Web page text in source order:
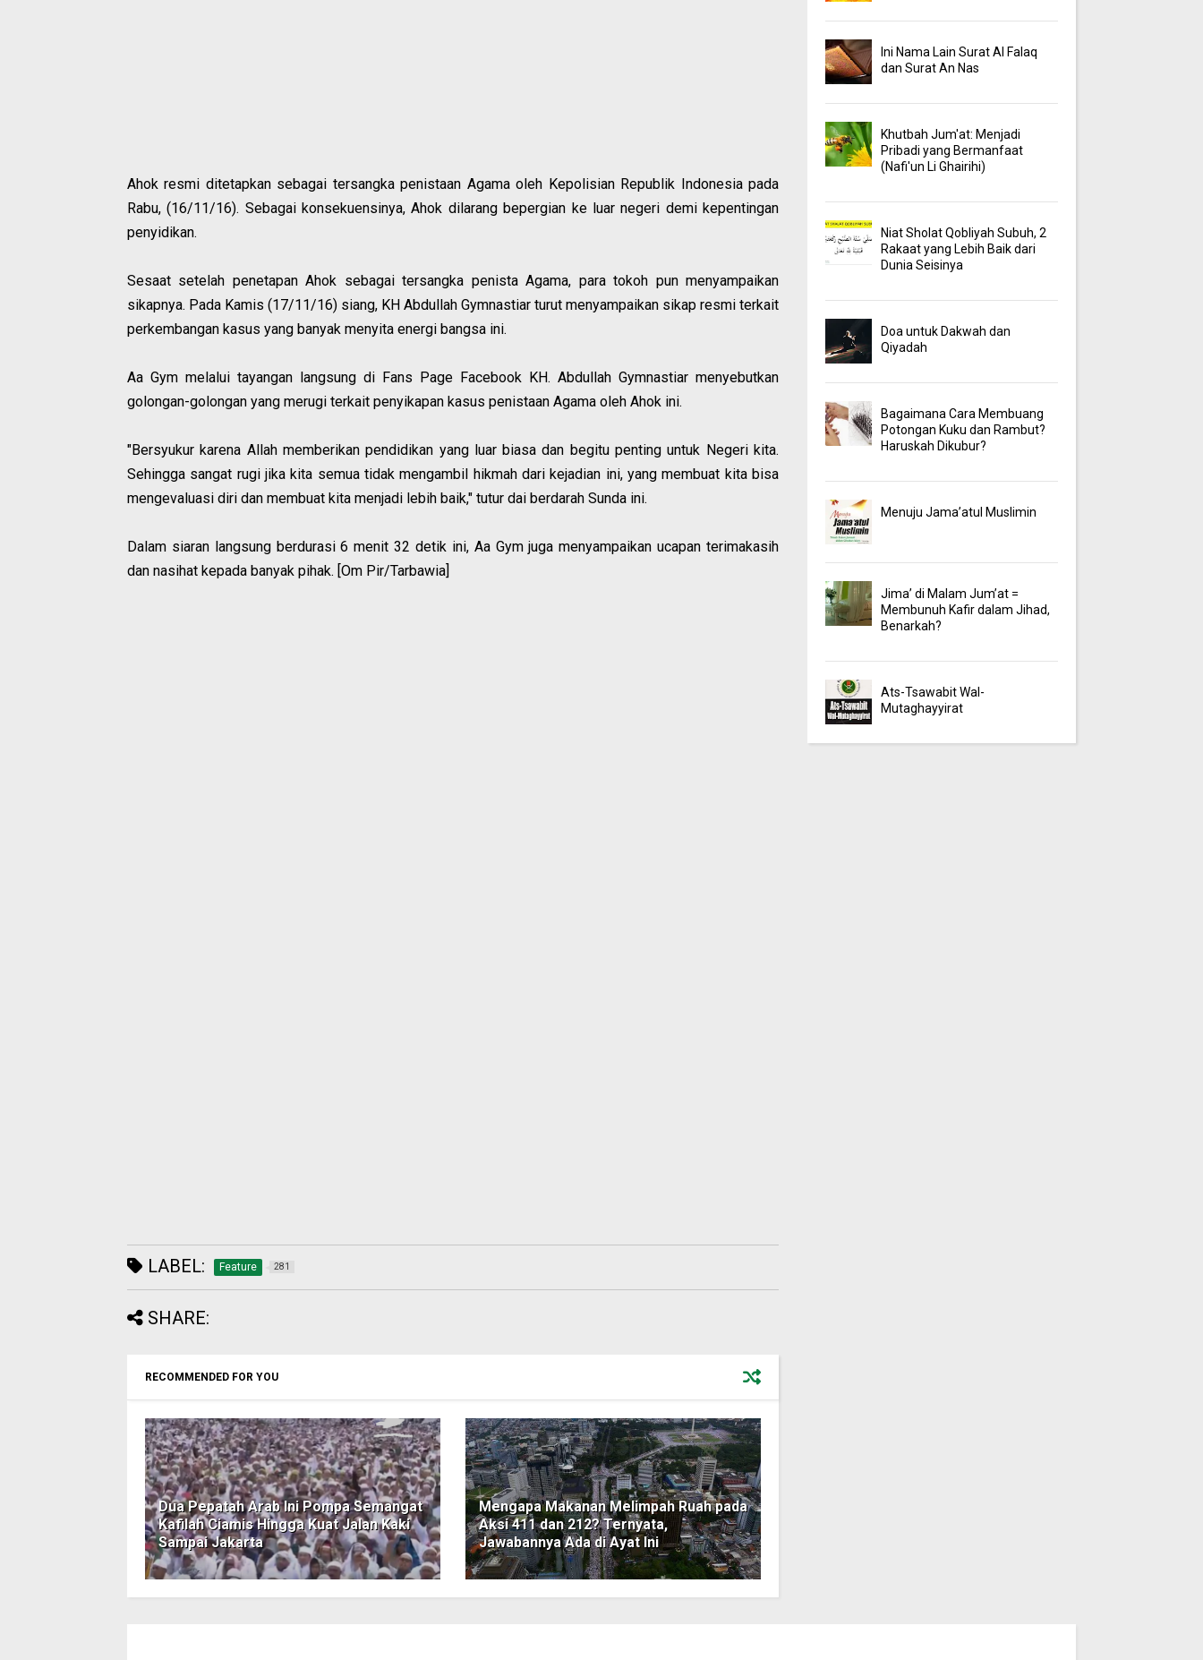
Ahok resmi ditetapkan sebagai tersangka penistaan Agama oleh Kepolisian Republik Indonesia pada
Rabu, (16/11/16). Sebagai konsekuensinya, Ahok dilarang bepergian ke luar negeri demi kepentingan
penyidikan.
Sesaat setelah penetapan Ahok sebagai tersangka penista Agama, para tokoh pun menyampaikan
sikapnya. Pada Kamis (17/11/16) siang, KH Abdullah Gymnastiar turut menyampaikan sikap resmi terkait
perkembangan kasus yang banyak menyita energi bangsa ini.
Aa Gym melalui tayangan langsung di Fans Page Facebook KH. Abdullah Gymnastiar menyebutkan
golongan-golongan yang merugi terkait penyikapan kasus penistaan Agama oleh Ahok ini.
"Bersyukur karena Allah memberikan pendidikan yang luar biasa dan begitu penting untuk Negeri kita.
Sehingga sangat rugi jika kita semua tidak mengambil hikmah dari kejadian ini, yang membuat kita bisa
mengevaluasi diri dan membuat kita menjadi lebih baik," tutur dai berdarah Sunda ini.
Dalam siaran langsung berdurasi 6 menit 32 detik ini, Aa Gym juga menyampaikan ucapan terimakasih
dan nasihat kepada banyak pihak. [Om Pir/Tarbawia]
LABEL: Feature 281
SHARE:
RECOMMENDED FOR YOU
Dua Pepatah Arab Ini Pompa Semangat
Kafilah Ciamis Hingga Kuat Jalan Kaki
Sampai Jakarta
Mengapa Makanan Melimpah Ruah pada
Aksi 411 dan 212? Ternyata,
Jawabannya Ada di Ayat Ini
Ini Nama Lain Surat Al Falaq
dan Surat An Nas
Khutbah Jum'at: Menjadi
Pribadi yang Bermanfaat
(Nafi'un Li Ghairihi)
Niat Sholat Qobliyah Subuh, 2
Rakaat yang Lebih Baik dari
Dunia Seisinya
Doa untuk Dakwah dan
Qiyadah
Bagaimana Cara Membuang
Potongan Kuku dan Rambut?
Haruskah Dikubur?
Menuju Jama’atul Muslimin
Jima’ di Malam Jum’at =
Membunuh Kafir dalam Jihad,
Benarkah?
Ats-Tsawabit Wal-
Mutaghayyirat